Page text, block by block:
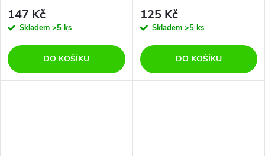
147 Kč
Skladem >5 ks
DO KOŠÍKU
125 Kč
Skladem >5 ks
DO KOŠÍKU